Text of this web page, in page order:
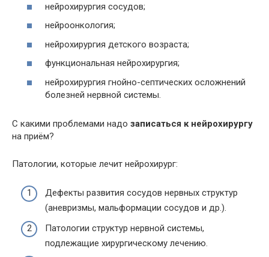
нейрохирургия сосудов;
нейроонкология;
нейрохирургия детского возраста;
функциональная нейрохирургия;
нейрохирургия гнойно-септических осложнений
болезней нервной системы.
С какими проблемами надо записаться к нейрохирургу
на приём?
Патологии, которые лечит нейрохирург:
Дефекты развития сосудов нервных структур
(аневризмы, мальформации сосудов и др.).
Патологии структур нервной системы,
подлежащие хирургическому лечению.